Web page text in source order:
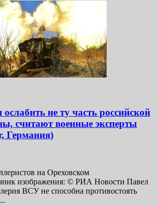
ослабить не ту часть российской
считают военные эксперты
Германия)
на Ореховском
изображения: © РИА Новости Павел
ВСУ не способна противостоять